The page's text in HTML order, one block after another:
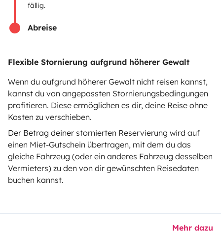
fällig.
Abreise
Flexible Stornierung aufgrund höherer Gewalt
Wenn du aufgrund höherer Gewalt nicht reisen kannst,
kannst du von angepassten Stornierungsbedingungen
profitieren. Diese ermöglichen es dir, deine Reise ohne
Kosten zu verschieben.
Der Betrag deiner stornierten Reservierung wird auf
einen Miet-Gutschein übertragen, mit dem du das
gleiche Fahrzeug (oder ein anderes Fahrzeug desselben
Vermieters) zu den von dir gewünschten Reisedaten
buchen kannst.
Mehr dazu
Mietpannenhilfe
Hilfe für Vermieter
Sichere ZahlungsweisenRatenzahlung
Herunterladen im
App Store
Google Play
Blog Kontakt